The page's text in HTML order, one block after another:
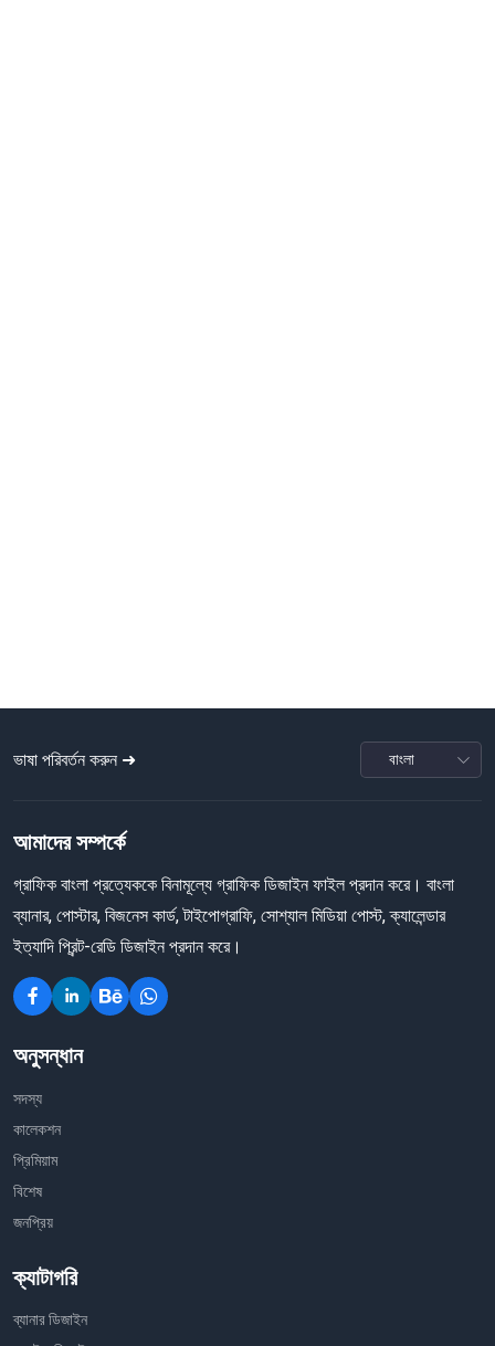
ভাষা পরিবর্তন করুন ➜
আমাদের সম্পর্কে
গ্রাফিক বাংলা প্রত্যেককে বিনামূল্যে গ্রাফিক ডিজাইন ফাইল প্রদান করে। বাংলা
ব্যানার, পোস্টার, বিজনেস কার্ড, টাইপোগ্রাফি, সোশ্যাল মিডিয়া পোস্ট, ক্যালেন্ডার
ইত্যাদি প্রিন্ট-রেডি ডিজাইন প্রদান করে।
অনুসন্ধান
সদস্য
কালেকশন
প্রিমিয়াম
বিশেষ
জনপ্রিয়
ক্যাটাগরি
ব্যানার ডিজাইন